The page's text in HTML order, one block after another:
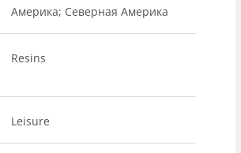
Америка; Северная Америка
Resins
Leisure